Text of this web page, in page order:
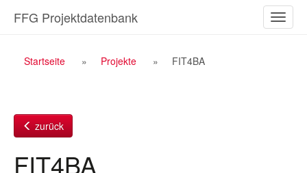
Inhalt
ein-/
FFG Projektdatenbank
Breadcrumb
Startseite Projekte FIT4BA
zurück
FIT4BA